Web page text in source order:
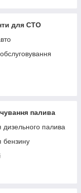
для СТО
палива
палива
бензину